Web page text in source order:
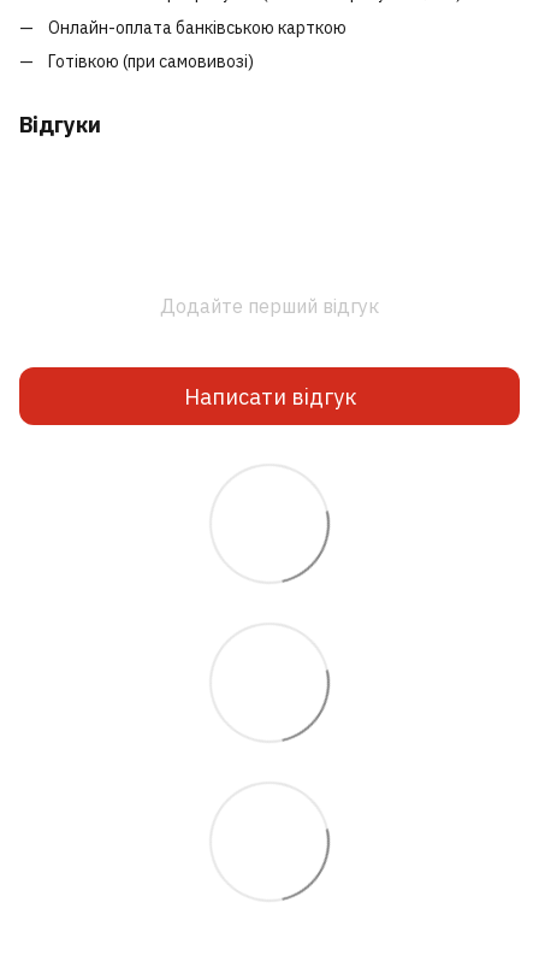
Онлайн-оплата банківською карткою
Готівкою (при самовивозі)
Відгуки
Додайте перший відгук
Написати відгук